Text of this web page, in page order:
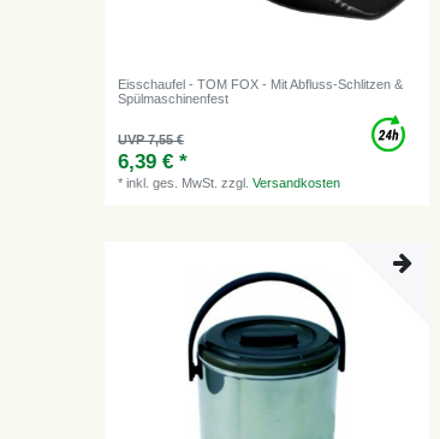
Eisschaufel - TOM FOX - Mit Abfluss-Schlitzen &
Spülmaschinenfest
UVP 7,55 €
6,39 € *
*inkl. ges. MwSt. zzgl.Versandkosten